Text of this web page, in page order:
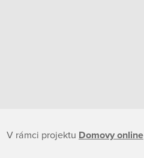
V rámci projektu Domovy online